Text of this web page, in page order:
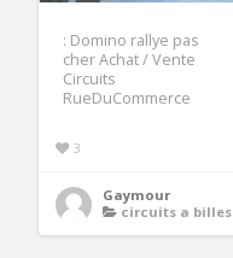
: Domino rallye pas
cher Achat / Vente
Circuits
RueDuCommerce
3
Gaymour
circuits a billes